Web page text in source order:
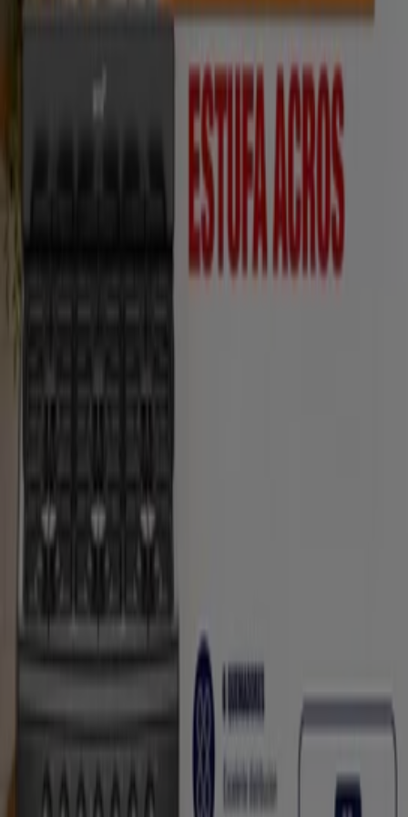
Las tiendas más cercanas
78 m
20 de Noviembre 41-A Local 19, Ocotlán (Tlaxcala)
Porfirio Díaz # 6 entre Diego Muñoz Camargo y
Primero de Mayo Col. Centro, Tlaxcala de
Xicohténcatl